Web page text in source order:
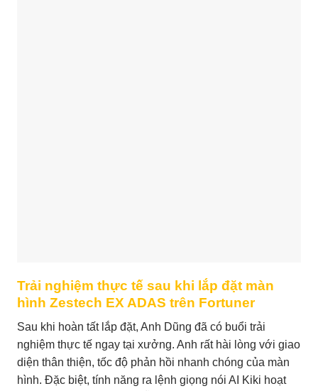
Trải nghiệm thực tế sau khi lắp đặt màn
hình Zestech EX ADAS trên Fortuner
Sau khi hoàn tất lắp đặt, Anh Dũng đã có buổi trải
nghiệm thực tế ngay tại xưởng. Anh rất hài lòng với giao
diện thân thiện, tốc độ phản hồi nhanh chóng của màn
hình. Đặc biệt, tính năng ra lệnh giọng nói AI Kiki hoạt